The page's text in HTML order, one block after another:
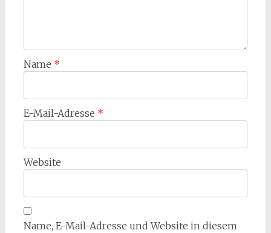
Name *
E-Mail-Adresse *
Website
Name, E-Mail-Adresse und Website in diesem